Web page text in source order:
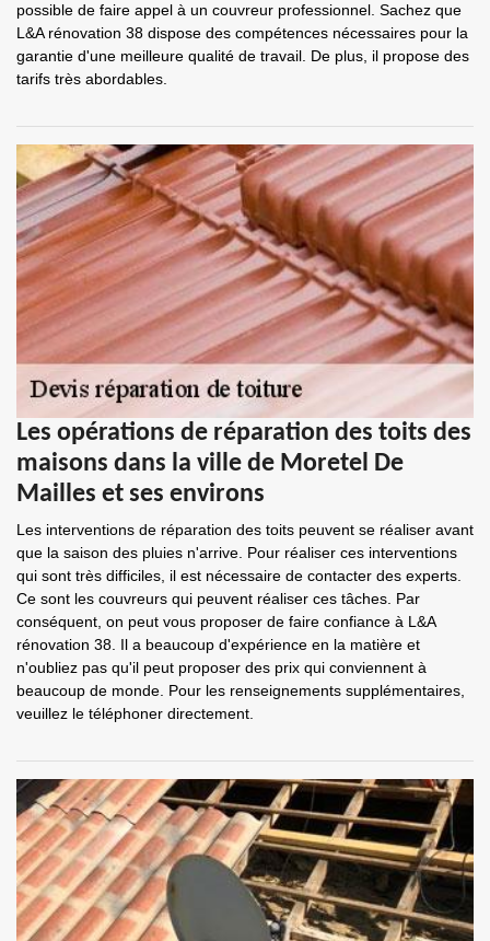
possible de faire appel à un couvreur professionnel. Sachez que
L&A rénovation 38 dispose des compétences nécessaires pour la
garantie d'une meilleure qualité de travail. De plus, il propose des
tarifs très abordables.
Les opérations de réparation des toits des
maisons dans la ville de Moretel De
Mailles et ses environs
Les interventions de réparation des toits peuvent se réaliser avant
que la saison des pluies n'arrive. Pour réaliser ces interventions
qui sont très difficiles, il est nécessaire de contacter des experts.
Ce sont les couvreurs qui peuvent réaliser ces tâches. Par
conséquent, on peut vous proposer de faire confiance à L&A
rénovation 38. Il a beaucoup d'expérience en la matière et
n'oubliez pas qu'il peut proposer des prix qui conviennent à
beaucoup de monde. Pour les renseignements supplémentaires,
veuillez le téléphoner directement.